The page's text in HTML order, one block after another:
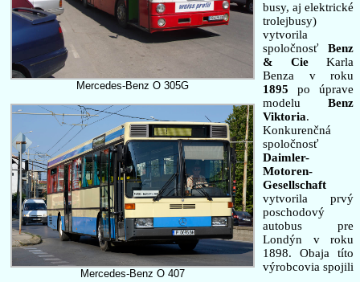
Mercedes-Benz O 305G
Mercedes-Benz O 407
busy, aj elektrické
trolejbusy)
vytvorila
spoločnosť Benz
& Cie Karla
Benza v roku
1895 po úprave
modelu Benz
Viktoria.
Konkurenčná
spoločnosť
Daimler-
Motoren-
Gesellschaft
vytvorila prvý
poschodový
autobus pre
Londýn v roku
1898. Obaja títo
výrobcovia spojili